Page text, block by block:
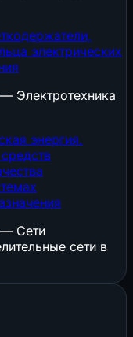
электрических
Электротехника
энергия.
— Сети
сети в